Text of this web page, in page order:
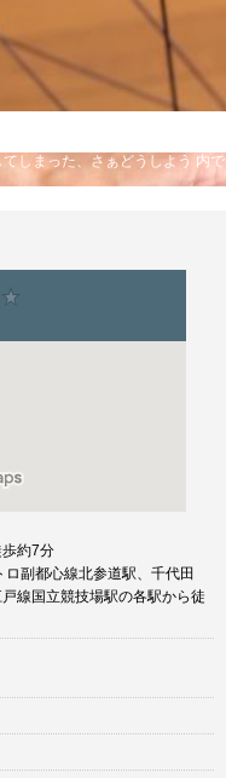
しまった、さぁどうしよう 内で
約7分
副都心線北参道駅、千代田
線国立競技場駅の各駅から徒